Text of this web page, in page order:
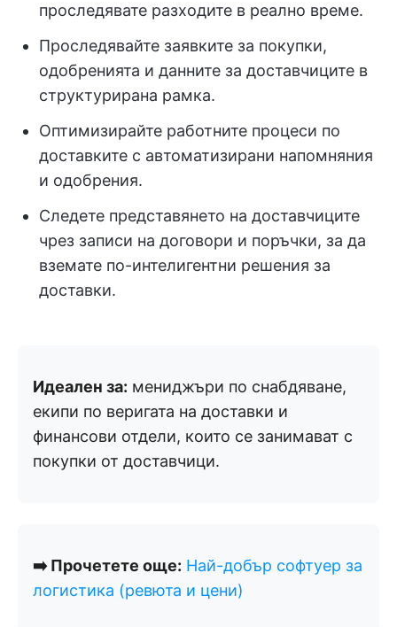
проследявате разходите в реално време.
Проследявайте заявките за покупки,
одобренията и данните за доставчиците в
структурирана рамка.
Оптимизирайте работните процеси по
доставките с автоматизирани напомняния
и одобрения.
Следете представянето на доставчиците
чрез записи на договори и поръчки, за да
вземате по-интелигентни решения за
доставки.
Идеален за: мениджъри по снабдяване,
екипи по веригата на доставки и
финансови отдели, които се занимават с
покупки от доставчици.
➡️ Прочетете още: Най-добър софтуер за
логистика (ревюта и цени)